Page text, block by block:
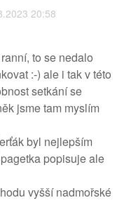
20:58
to se nedalo
:-) ale i tak v této
setkání se
jsme tam myslím
byl nejlepším
popisuje ale
vyšší nadmořské